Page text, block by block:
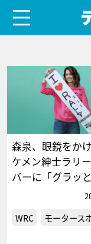
森泉、眼鏡をか
ケメン紳士ラリ
バーに「グラッと
WRC モータース